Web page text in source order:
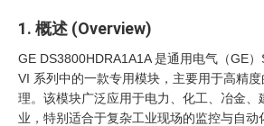
1. 概述 (Overview)
GE DS3800HDRA1A1A 是通用电气（GE
VI 系列中的一款专用模块，主要用于高精
理。该模块广泛应用于电力、化工、冶金、
业，特别适合于复杂工业现场的监控与自动